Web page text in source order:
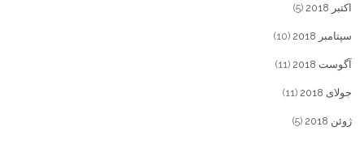
اکتبر 2018 (5)
سپتامبر 2018 (10)
آگوست 2018 (11)
جولای 2018 (11)
ژوئن 2018 (5)